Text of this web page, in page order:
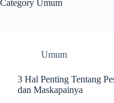
Category Umum
Umum
3 Hal Penting Tentang
dan Maskapainya